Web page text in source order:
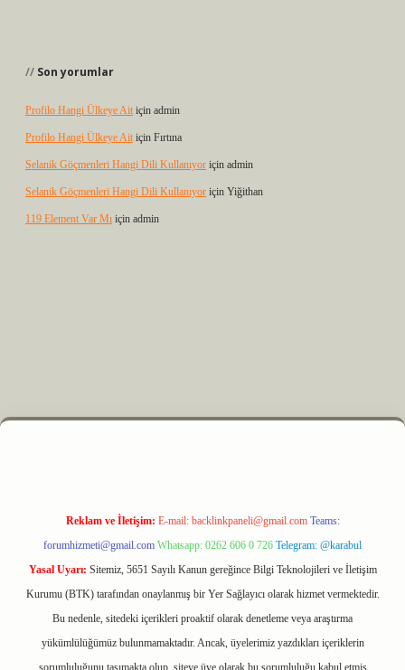
Son yorumlar
Profilo Hangi Ülkeye Ait için admin
Profilo Hangi Ülkeye Ait için Fırtına
Selanik Göçmenleri Hangi Dili Kullanıyor için admin
Selanik Göçmenleri Hangi Dili Kullanıyor için Yiğithan
119 Element Var Mı için admin
elexbet
Reklam ve İletişim: E-mail: backlinkpaneli@gmail.com Teams:
forumhizmeti@gmail.com Whatsapp: 0262 606 0 726 Telegram: @karabul
Yasal Uyarı: Sitemiz, 5651 Sayılı Kanun gereğince Bilgi Teknolojileri ve İletişim
Kurumu (BTK) tarafından onaylanmış bir Yer Sağlayıcı olarak hizmet vermektedir.
Bu nedenle, sitedeki içerikleri proaktif olarak denetleme veya araştırma
yükümlülüğümüz bulunmamaktadır. Ancak, üyelerimiz yazdıkları içeriklerin
sorumluluğunu taşımakta olup, siteye üye olarak bu sorumluluğu kabul etmiş